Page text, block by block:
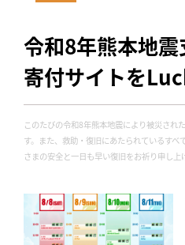
令和8年熊本地
寄付サイトを
このたびの令和8年熊本地震により被災され
す。また、救助・復旧にあたられているす
さまの安全と一日も早い復旧をお祈り申し上